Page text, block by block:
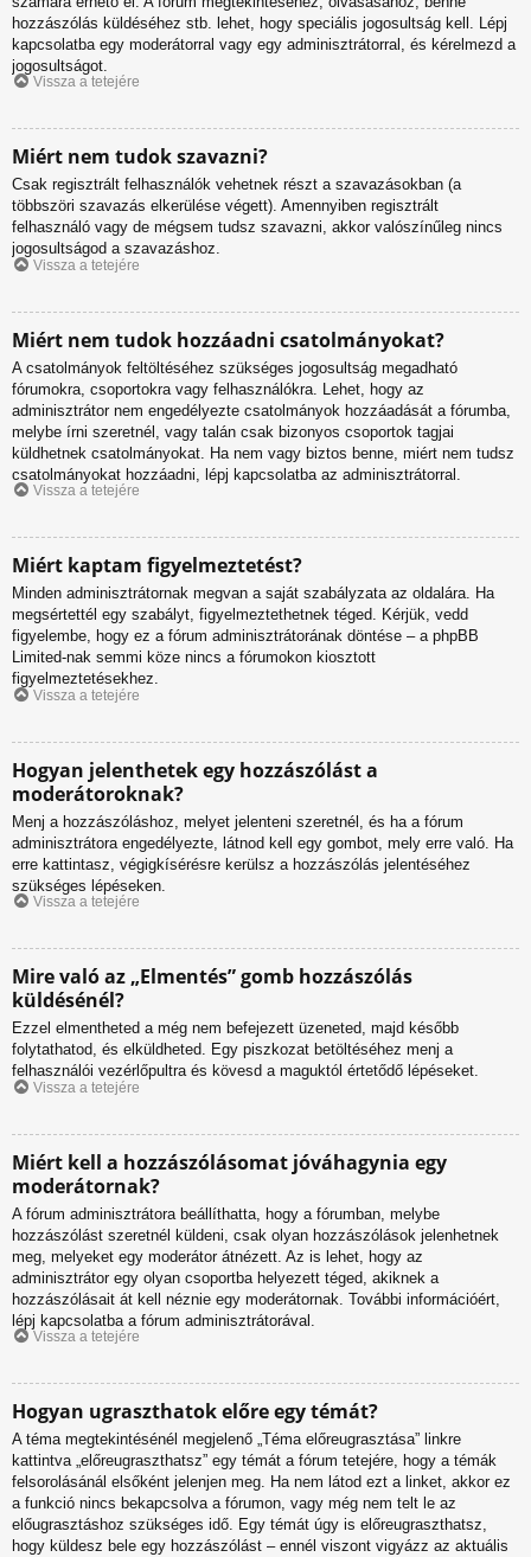
hozzászólás küldéséhez stb. lehet, hogy speciális jogosultság kell. Lépj
kapcsolatba egy moderátorral vagy egy adminisztrátorral, és kérelmezd a
jogosultságot.
Vissza a tetejére
Miért nem tudok szavazni?
Csak regisztrált felhasználók vehetnek részt a szavazásokban (a
többszöri szavazás elkerülése végett). Amennyiben regisztrált
felhasználó vagy de mégsem tudsz szavazni, akkor valószínűleg nincs
jogosultságod a szavazáshoz.
Vissza a tetejére
Miért nem tudok hozzáadni csatolmányokat?
A csatolmányok feltöltéséhez szükséges jogosultság megadható
fórumokra, csoportokra vagy felhasználókra. Lehet, hogy az
adminisztrátor nem engedélyezte csatolmányok hozzáadását a fórumba,
melybe írni szeretnél, vagy talán csak bizonyos csoportok tagjai
küldhetnek csatolmányokat. Ha nem vagy biztos benne, miért nem tudsz
csatolmányokat hozzáadni, lépj kapcsolatba az adminisztrátorral.
Vissza a tetejére
Miért kaptam figyelmeztetést?
Minden adminisztrátornak megvan a saját szabályzata az oldalára. Ha
megsértettél egy szabályt, figyelmeztethetnek téged. Kérjük, vedd
figyelembe, hogy ez a fórum adminisztrátorának döntése – a phpBB
Limited-nak semmi köze nincs a fórumokon kiosztott
figyelmeztetésekhez.
Vissza a tetejére
Hogyan jelenthetek egy hozzászólást a
moderátoroknak?
Menj a hozzászóláshoz, melyet jelenteni szeretnél, és ha a fórum
adminisztrátora engedélyezte, látnod kell egy gombot, mely erre való. Ha
erre kattintasz, végigkísérésre kerülsz a hozzászólás jelentéséhez
szükséges lépéseken.
Vissza a tetejére
Mire való az „Elmentés” gomb hozzászólás
küldésénél?
Ezzel elmentheted a még nem befejezett üzeneted, majd később
folytathatod, és elküldheted. Egy piszkozat betöltéséhez menj a
felhasználói vezérlőpultra és kövesd a maguktól értetődő lépéseket.
Vissza a tetejére
Miért kell a hozzászólásomat jóváhagynia egy
moderátornak?
A fórum adminisztrátora beállíthatta, hogy a fórumban, melybe
hozzászólást szeretnél küldeni, csak olyan hozzászólások jelenhetnek
meg, melyeket egy moderátor átnézett. Az is lehet, hogy az
adminisztrátor egy olyan csoportba helyezett téged, akiknek a
hozzászólásait át kell néznie egy moderátornak. További információért,
lépj kapcsolatba a fórum adminisztrátorával.
Vissza a tetejére
Hogyan ugraszthatok előre egy témát?
A téma megtekintésénél megjelenő „Téma előreugrasztása” linkre
kattintva „előreugraszthatsz” egy témát a fórum tetejére, hogy a témák
felsorolásánál elsőként jelenjen meg. Ha nem látod ezt a linket, akkor ez
a funkció nincs bekapcsolva a fórumon, vagy még nem telt le az
előugrasztáshoz szükséges idő. Egy témát úgy is előreugraszthatsz,
hogy küldesz bele egy hozzászólást – ennél viszont vigyázz az aktuális